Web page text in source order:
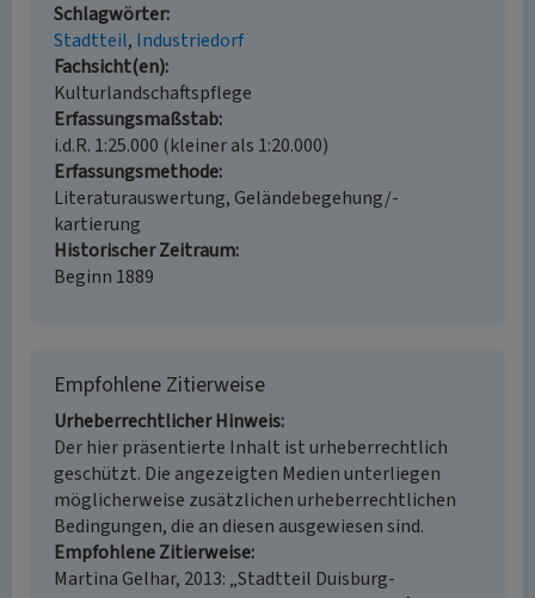
Schlagwörter
Stadtteil Industriedorf
Fachsicht(en)
Kulturlandschaftspflege
Erfassungsmaßstab
i.d.R. 1:25.000 (kleiner als 1:20.000)
Erfassungsmethode
Literaturauswertung, Geländebegehung/-
kartierung
Historischer Zeitraum
Beginn 1889
Empfohlene Zitierweise
Urheberrechtlicher Hinweis
Der hier präsentierte Inhalt ist urheberrechtlich
geschützt. Die angezeigten Medien unterliegen
möglicherweise zusätzlichen urheberrechtlichen
Bedingungen, die an diesen ausgewiesen sind.
Empfohlene Zitierweise
Martina Gelhar, 2013: „Stadtteil Duisburg-